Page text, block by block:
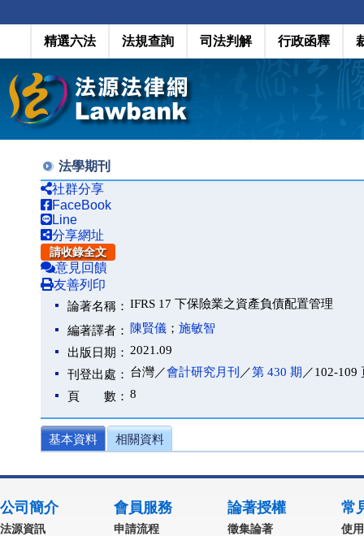
精選六法 法規查詢 司法判解 行政函釋
法學期刊
社群分享
FaceBook
Line
分享網址
請收錄全文
意見回饋
友善列印
論著名稱： IFRS 17 下保險業之資產負債配置管理
編著譯者： 陳賢儀 ； 施敏智
出版日期： 2021.09
刊登出處： 台灣／會計研究月刊 ／第 430 期 ／102-109
頁 數： 8
基本資料 相關資料
公司簡介
法源資訊
會員服務
申請流程
論著授權
徵集論著
常
使